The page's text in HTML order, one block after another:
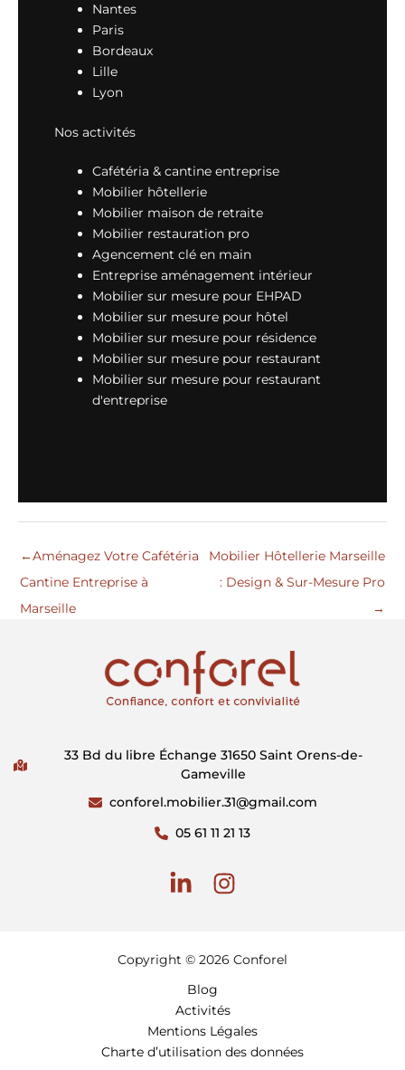
Nantes
Paris
Bordeaux
Lille
Lyon
Nos activités
Cafétéria & cantine entreprise
Mobilier hôtellerie
Mobilier maison de retraite
Mobilier restauration pro
Agencement clé en main
Entreprise aménagement intérieur
Mobilier sur mesure pour EHPAD
Mobilier sur mesure pour hôtel
Mobilier sur mesure pour résidence
Mobilier sur mesure pour restaurant
Mobilier sur mesure pour restaurant
d'entreprise
←Aménagez Votre Cafétéria
Cantine Entreprise à
Marseille
Mobilier Hôtellerie Marseille
: Design & Sur-Mesure Pro
→
33 Bd du libre Échange 31650 Saint Orens-de-
Gameville
conforel.mobilier.31@gmail.com
05 61 11 21 13
Copyright © 2026 Conforel
Blog
Activités
Mentions Légales
Charte d’utilisation des données